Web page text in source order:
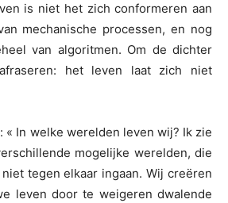
is niet het zich conformeren aan
mechanische processen, en nog
van algoritmen. Om de dichter
het leven laat zich niet
« In welke werelden leven wij? Ik zie
mogelijke werelden, die
tegen elkaar ingaan. Wij creëren
leven door te weigeren dwalende